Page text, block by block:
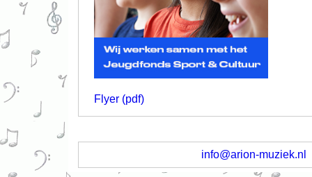
Flyer (pdf)
info@arion-muziek.nl